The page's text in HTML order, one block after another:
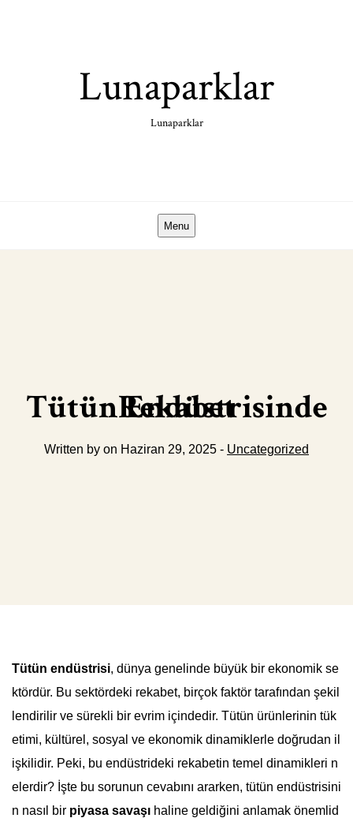
Lunaparklar
Lunaparklar
Menu
Tütün Endüstrisinde Rekabet
Written by on Haziran 29, 2025 - Uncategorized
Tütün endüstrisi, dünya genelinde büyük bir ekonomik se
ktördür. Bu sektördeki rekabet, birçok faktör tarafından şekil
lendirilir ve sürekli bir evrim içindedir. Tütün ürünlerinin tük
etimi, kültürel, sosyal ve ekonomik dinamiklerle doğrudan il
işkilidir. Peki, bu endüstrideki rekabetin temel dinamikleri n
elerdir? İşte bu sorunun cevabını ararken, tütün endüstrisini
n nasıl bir piyasa savaşı haline geldiğini anlamak önemlid